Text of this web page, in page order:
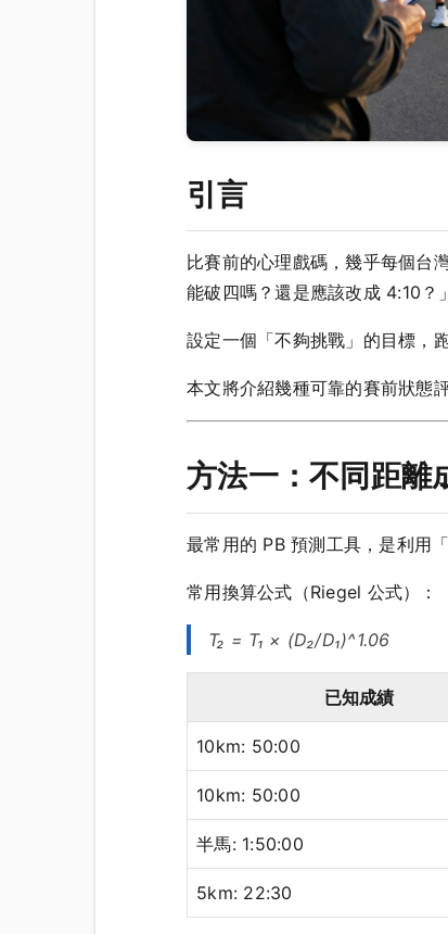
引言
比賽前的心理戲碼，幾乎每個台
能破四嗎？還是應該改成 4:10？」
設定一個「不夠挑戰」的目標，
本文將介紹幾種可靠的賽前狀態
方法一：不同距離
最常用的 PB 預測工具，是利用
常用換算公式（Riegel 公式）：
T₂ = T₁ × (D₂/D₁)^1.06
已知成績
10km: 50:00
10km: 50:00
半馬: 1:50:00
5km: 22:30